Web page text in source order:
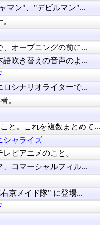
マン"、"デビルマン"...
、オープニングの前に...
語吹き替えの音声のよ...
ロシナリオライターで...
。
と。これを複数まとめて...
シャライズ
ビアニメのこと。
、コマーシャルフィル...
京メイド隊" に登場...